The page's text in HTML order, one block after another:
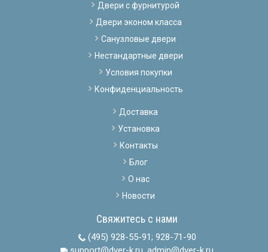
Двери с фурнитурой
Двери эконом класса
Санузловые двери
Нестандартные двери
Условия покупки
Конфиденциальность
Доставка
Установка
Контакты
Блог
О нас
Новости
Свяжитесь с нами
(495) 928-55-91; 928-71-90